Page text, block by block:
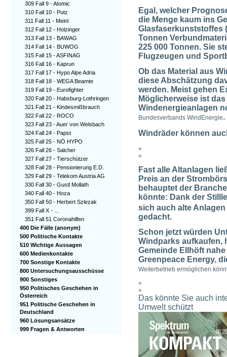
309 Fall 9 - Atomic
310 Fall 10 - Putz
311 Fall 11 - Meinl
312 Fall 12 - Holzinger
313 Fall 13 - BAWAG
314 Fall 14 - BUWOG
315 Fall 15 - ASFINAG
316 Fall 16 - Kaprun
317 Fall 17 - Hypo Alpe Adria
318 Fall 18 - WEGA Beamte
319 Fall 19 - Eurofighter
320 Fall 20 - Habsburg-Lothringen
321 Fall 21 - Kindesmißbrauch
322 Fall 22 - ROCO
323 Fall 23 - Auer von Welsbach
324 Fall 24 - Papst
325 Fall 25 - NÖ HYPO
326 Fall 26 - Salcher
327 Fall 27 - Tierschützer
328 Fall 28 - Pensionierung E.D.
329 Fall 29 - Telekom Austria AG
330 Fall 30 - Gustl Mollath
340 Fall 40 - Hoza
350 Fall 50 - Herbert Szlezak
399 Fall X - ...
351 Fall 51 Coronahilfen
400 Die Fälle (anonym)
500 Politische Kontakte
510 Wichtige Aussagen
600 Medienkontakte
700 Sonstige Kontakte
800 Untersuchungsausschüsse
900 Sonstiges
950 Politisches Geschehen in
Österreich
951 Politische Geschehen in
Deutschland
960 Lösungsansätze
999 Fragen & Antworten
Egal, welcher
die Menge kaum ins
Glasfaserkunststoffes
Tonnen
225 000 Tonnen. Sie
Flugzeugen und
Ob das Material aus
diese Abschätzung
werden. Meist gehen
Möglicherweise ist
Windenergieanlagen
Bundesverbands WindEnergie.
Windräder können
»
»
Fast alle Altanlagen
Preis an der
behauptet der
könnte: Dank der
sich auch alte
gedacht.
Schon jetzt würden
Windparks aufkaufen,
Gemeinde Ellhöft
Greenpeace Energy,
Weiterbetrieb ermöglichen
»
»
Das könnte Sie auch
Umwelt schützt